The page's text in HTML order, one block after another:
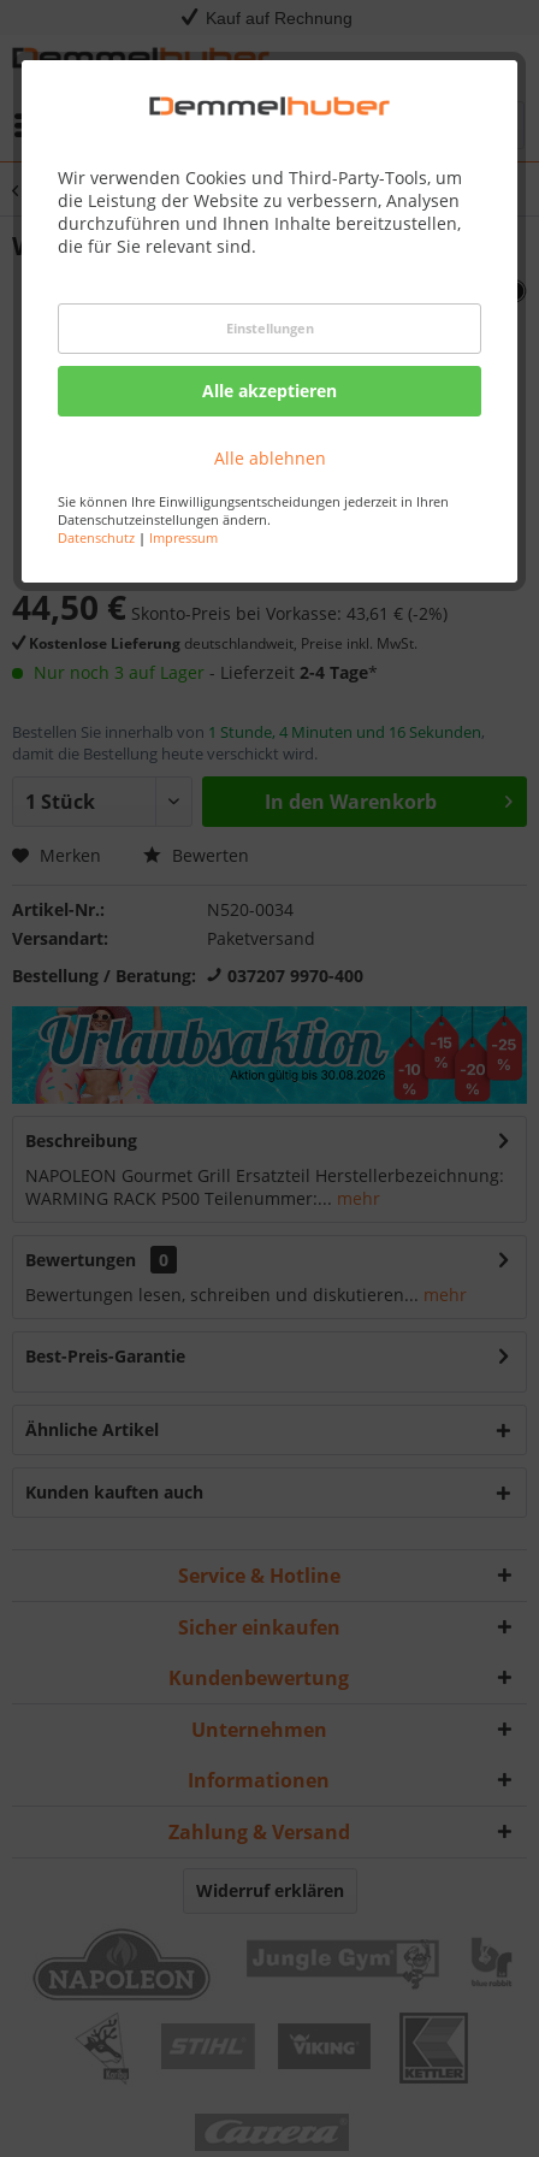
Kauf auf Rechnung
Wir verwenden Cookies und Third-Party-Tools, um
die Leistung der Website zu verbessern, Analysen
durchzuführen und Ihnen Inhalte bereitzustellen,
die für Sie relevant sind.
Einstellungen
Alle akzeptieren
Alle ablehnen
Sie können Ihre Einwilligungsentscheidungen jederzeit in Ihren
Datenschutzeinstellungen ändern.
Datenschutz| Impressum
Übersicht Sonstige Ersatzteile
WARMING RACK P500 #N520-0034
44,50 € Skonto-Preis bei Vorkasse: 43,61 € (-2%)
Kostenlose Lieferung deutschlandweit, Preise inkl. MwSt.
Nur noch 3 auf Lager - Lieferzeit 2-4 Tage*
Bestellen Sie innerhalb von 1 Stunde, 4 Minuten und 16 Sekunden,
damit die Bestellung heute verschickt wird.
In den Warenkorb
Merken Bewerten
Artikel-Nr.:
N520-0034
Versandart:
Paketversand
Bestellung / Beratung:
037207 9970-400
Beschreibung
NAPOLEON Gourmet Grill Ersatzteil Herstellerbezeichnung:
WARMING RACK P500 Teilenummer:... mehr
Bewertungen
0
Bewertungen lesen, schreiben und diskutieren... mehr
Best-Preis-Garantie
Ähnliche Artikel
Kunden kauften auch
Service & Hotline
Sicher einkaufen
Kundenbewertung
Unternehmen
Informationen
Zahlung & Versand
Widerruf erklären